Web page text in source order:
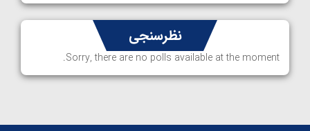
نظرسنجی
Sorry, there are no polls available at the moment.